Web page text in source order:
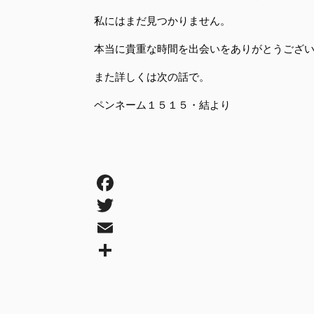
私にはまだ見つかりません。
本当に貴重な時間を出会いをありがとうござい
また詳しくは次の話で。
ペンネーム１５１５・結より